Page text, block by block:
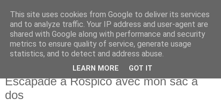
vendredi 19 janvier 2018
Escapade à Rospico avec mon sac à
dos
This site uses cookies from Google to deliver its services
and to analyze traffic. Your IP address and user-agent are
shared with Google along with performance and security
metrics to ensure quality of service, generate usage
statistics, and to detect and address abuse.
LEARN MORE GOT IT